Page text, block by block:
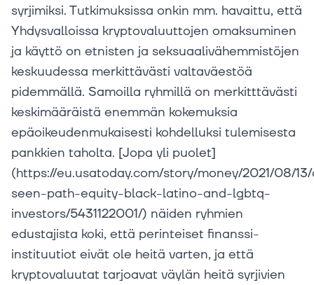
syrjimiksi. Tutkimuksissa onkin mm. havaittu, että
Yhdysvalloissa kryptovaluuttojen omaksuminen
ja käyttö on etnisten ja seksuaalivähemmistöjen
keskuudessa merkittävästi valtaväestöä
pidemmällä. Samoilla ryhmillä on merkitttävästi
keskimääräistä enemmän kokemuksia
epäoikeudenmukaisesti kohdelluksi tulemisesta
pankkien taholta. [Jopa yli puolet]
(https://eu.usatoday.com/story/money/2021/08/
seen-path-equity-black-latino-and-lgbtq-
investors/5431122001/) näiden ryhmien
edustajista koki, että perinteiset finanssi-
instituutiot eivät ole heitä varten, ja että
kryptovaluutat tarjoavat väylän heitä syrjivien